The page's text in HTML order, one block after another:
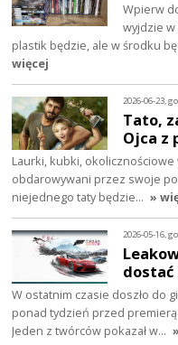
Wpierw
wyjdzie
plastik będzie, ale w środku
więcej
2026-06-23,
Tato,
Ojca z
Laurki, kubki,
obdarowywani przez swoje
niejednego taty będzie… »
2026-05-16,
dostać
W ostatnim czasie doszło do
ponad tydzień przed
Jeden z twórców pokazał w…